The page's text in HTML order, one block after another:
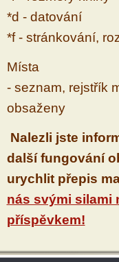
*d - datování
*f - stránkování,
Místa
- seznam, rejstřík
obsaženy
Nalezli jste
další fungování
urychlit přepis
nás svými silami
příspěvkem!